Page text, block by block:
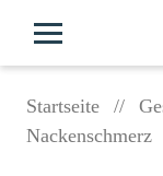
Startseite //
Nackenschmerz